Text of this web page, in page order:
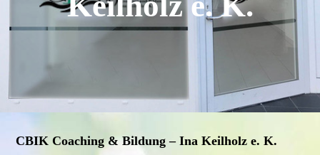
CBIK Coaching & Bildung – Ina Keilholz e. K.